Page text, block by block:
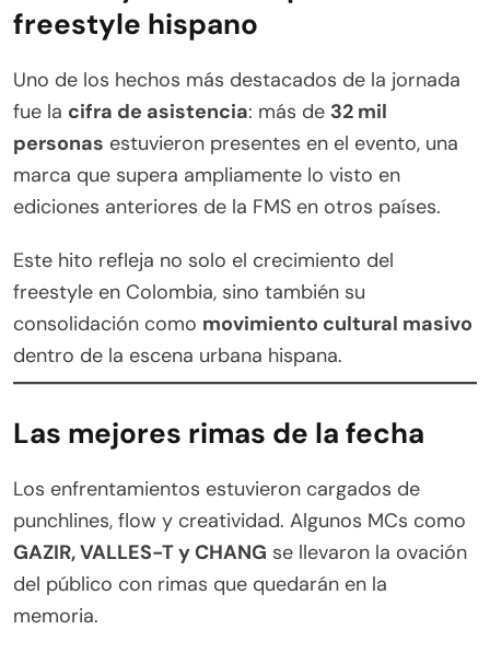
freestyle hispano
Uno de los hechos más destacados de la jornada
fue la cifra de asistencia: más de 32 mil
personas estuvieron presentes en el evento, una
marca que supera ampliamente lo visto en
ediciones anteriores de la FMS en otros países.
Este hito refleja no solo el crecimiento del
freestyle en Colombia, sino también su
consolidación como movimiento cultural masivo
dentro de la escena urbana hispana.
Las mejores rimas de la fecha
Los enfrentamientos estuvieron cargados de
punchlines, flow y creatividad. Algunos MCs como
GAZIR, VALLES-T y CHANG se llevaron la ovación
del público con rimas que quedarán en la
memoria.